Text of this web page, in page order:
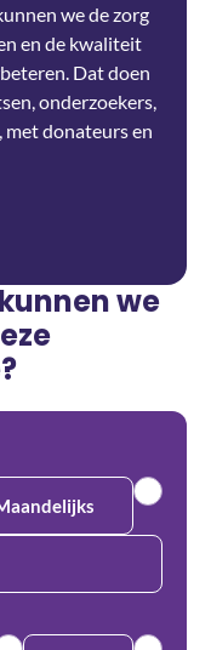
we de zorg
en de kwaliteit
Dat doen
onderzoekers,
donateurs en
we